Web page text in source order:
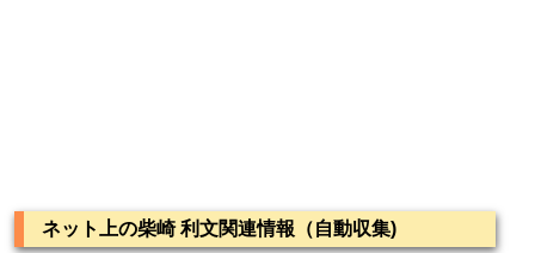
ネット上の柴崎 利文関連情報（自動収集)